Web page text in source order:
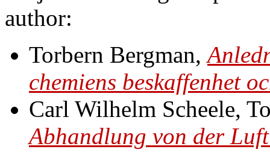
author:
Torbern Bergman,
chemiens beskaffenhet
Carl Wilhelm Scheele,
Abhandlung von der